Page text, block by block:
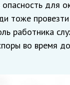
для
тоже
работника
во время